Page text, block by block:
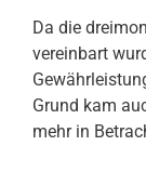
Da die
vereinbart
Grund kam
mehr in